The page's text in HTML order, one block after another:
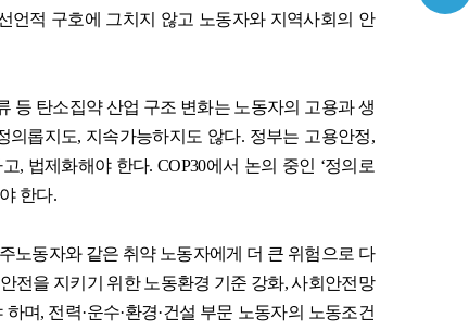
언적 구호에 그치지 않고 노동자와 지역사회의 안
등 탄소집약 산업 구조 변화는 노동자의 고용과 생
의롭지도, 지속가능하지도 않다. 정부는 고용안정,
, 법제화해야 한다. COP30에서 논의 중인 ‘정의로
한다.
노동자와 같은 취약 노동자에게 더 큰 위험으로 다
전을 지키기 위한 노동환경 기준 강화,사회안전망
하며, 전력·운수·환경·건설 부문 노동자의 노동조건